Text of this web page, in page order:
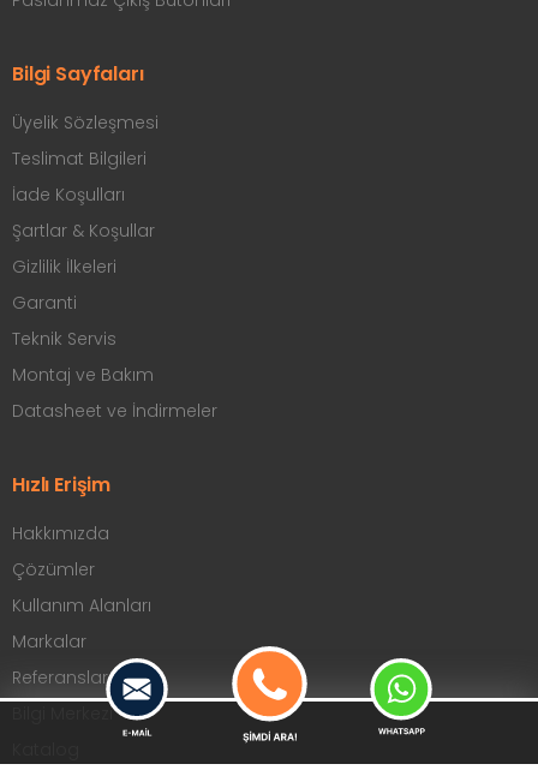
Bilgi Sayfaları
Üyelik Sözleşmesi
Teslimat Bilgileri
İade Koşulları
Şartlar & Koşullar
Gizlilik İlkeleri
Garanti
Teknik Servis
Montaj ve Bakım
Datasheet ve İndirmeler
Hızlı Erişim
Hakkımızda
Çözümler
Kullanım Alanları
Markalar
Referanslar
Bilgi Merkezi